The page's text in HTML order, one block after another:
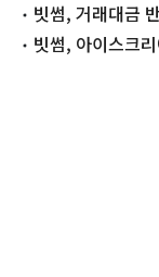
자 쏜다
빗썸, 거래대금
파 빗썸, 아이스크